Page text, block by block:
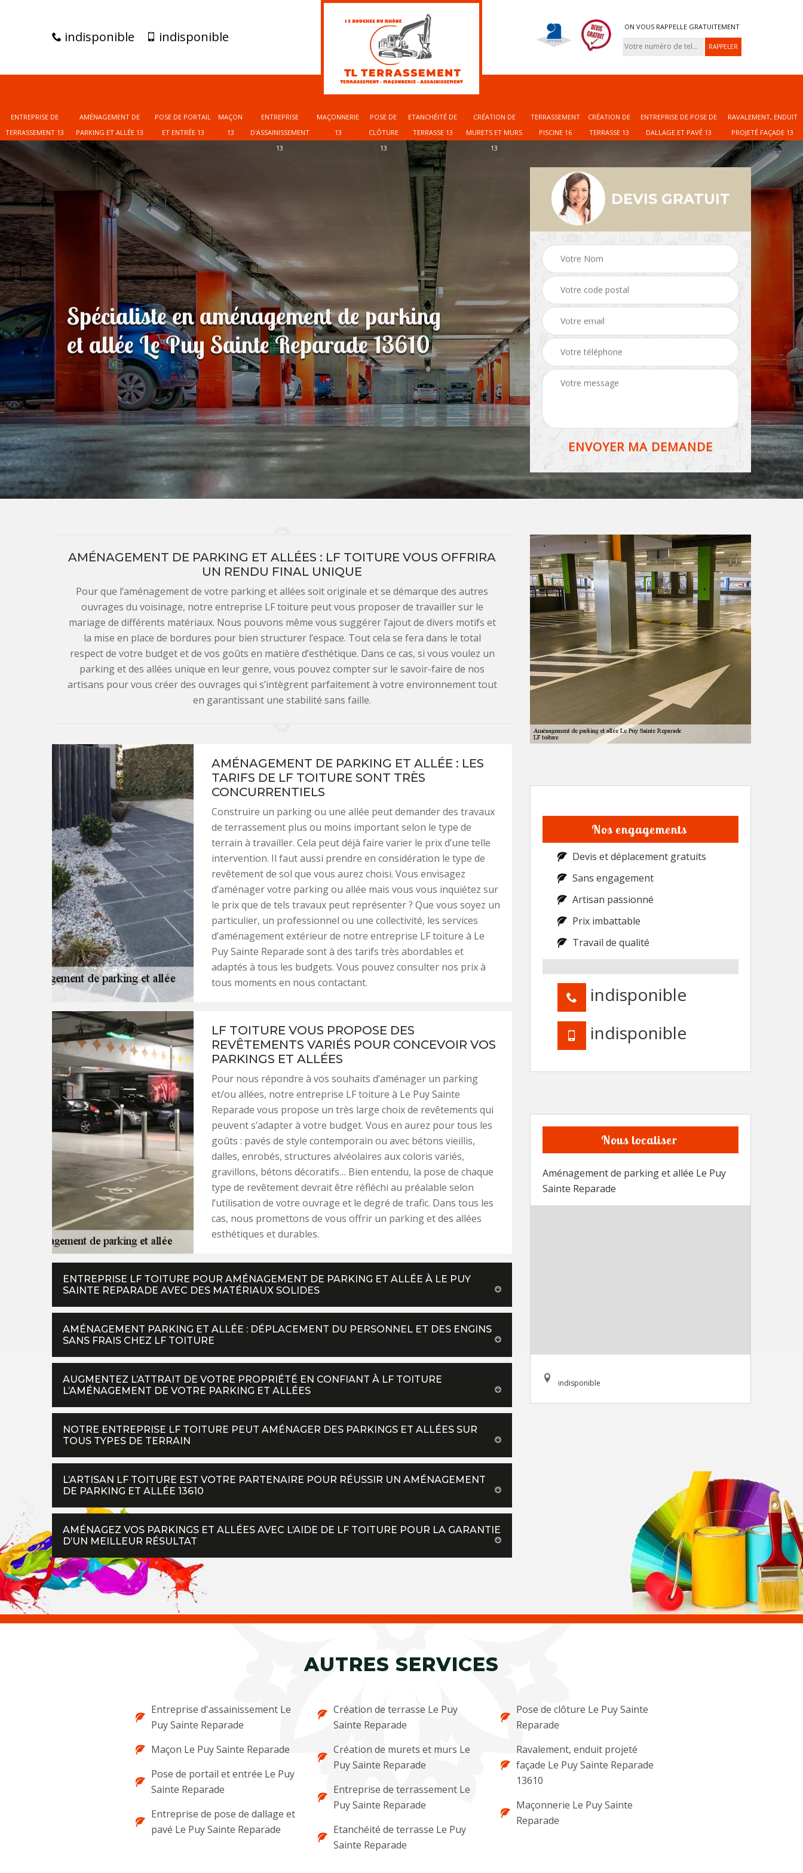
indisponible indisponible
ON VOUS RAPPELLE GRATUITEMENT
ENTREPRISE DE
TERRASSEMENT 13
AMÉNAGEMENT DE
PARKING ET ALLÉE 13
POSE DE PORTAIL
ET ENTRÉE 13
MAÇON
13
ENTREPRISE
D'ASSAINISSEMENT
13
MAÇONNERIE
13
POSE DE
CLÔTURE
13
ETANCHÉITÉ DE
TERRASSE 13
CRÉATION DE
MURETS ET MURS
13
TERRASSEMENT
PISCINE 16
CRÉATION DE
TERRASSE 13
ENTREPRISE DE POSE DE
DALLAGE ET PAVÉ 13
RAVALEMENT, ENDUIT
PROJETÉ FAÇADE 13
Spécialiste en aménagement de parking
et allée Le Puy Sainte Reparade 13610
DEVIS GRATUIT
AMÉNAGEMENT DE PARKING ET ALLÉES : LF TOITURE VOUS OFFRIRA
UN RENDU FINAL UNIQUE
Pour que l’aménagement de votre parking et allées soit originale et se démarque des autres
ouvrages du voisinage, notre entreprise LF toiture peut vous proposer de travailler sur le
mariage de différents matériaux. Nous pouvons même vous suggérer l’ajout de divers motifs et
la mise en place de bordures pour bien structurer l’espace. Tout cela se fera dans le total
respect de votre budget et de vos goûts en matière d’esthétique. Dans ce cas, si vous voulez un
parking et des allées unique en leur genre, vous pouvez compter sur le savoir-faire de nos
artisans pour vous créer des ouvrages qui s’intègrent parfaitement à votre environnement tout
en garantissant une stabilité sans faille.
AMÉNAGEMENT DE PARKING ET ALLÉE : LES
TARIFS DE LF TOITURE SONT TRÈS
CONCURRENTIELS
Construire un parking ou une allée peut demander des travaux
de terrassement plus ou moins important selon le type de
terrain à travailler. Cela peut déjà faire varier le prix d’une telle
intervention. Il faut aussi prendre en considération le type de
revêtement de sol que vous aurez choisi. Vous envisagez
d’aménager votre parking ou allée mais vous vous inquiétez sur
le prix que de tels travaux peut représenter ? Que vous soyez un
particulier, un professionnel ou une collectivité, les services
d’aménagement extérieur de notre entreprise LF toiture à Le
Puy Sainte Reparade sont à des tarifs très abordables et
adaptés à tous les budgets. Vous pouvez consulter nos prix à
tous moments en nous contactant.
LF TOITURE VOUS PROPOSE DES
REVÊTEMENTS VARIÉS POUR CONCEVOIR VOS
PARKINGS ET ALLÉES
Pour nous répondre à vos souhaits d’aménager un parking
et/ou allées, notre entreprise LF toiture à Le Puy Sainte
Reparade vous propose un très large choix de revêtements qui
peuvent s’adapter à votre budget. Vous en aurez pour tous les
goûts : pavés de style contemporain ou avec bétons vieillis,
dalles, enrobés, structures alvéolaires aux coloris variés,
gravillons, bétons décoratifs… Bien entendu, la pose de chaque
type de revêtement devrait être réfléchi au préalable selon
l’utilisation de votre ouvrage et le degré de trafic. Dans tous les
cas, nous promettons de vous offrir un parking et des allées
esthétiques et durables.
ENTREPRISE LF TOITURE POUR AMÉNAGEMENT DE PARKING ET ALLÉE À LE PUY
SAINTE REPARADE AVEC DES MATÉRIAUX SOLIDES
AMÉNAGEMENT PARKING ET ALLÉE : DÉPLACEMENT DU PERSONNEL ET DES ENGINS
SANS FRAIS CHEZ LF TOITURE
AUGMENTEZ L’ATTRAIT DE VOTRE PROPRIÉTÉ EN CONFIANT À LF TOITURE
L’AMÉNAGEMENT DE VOTRE PARKING ET ALLÉES
NOTRE ENTREPRISE LF TOITURE PEUT AMÉNAGER DES PARKINGS ET ALLÉES SUR
TOUS TYPES DE TERRAIN
L’ARTISAN LF TOITURE EST VOTRE PARTENAIRE POUR RÉUSSIR UN AMÉNAGEMENT
DE PARKING ET ALLÉE 13610
AMÉNAGEZ VOS PARKINGS ET ALLÉES AVEC L’AIDE DE LF TOITURE POUR LA GARANTIE
D’UN MEILLEUR RÉSULTAT
Nos engagements
Devis et déplacement gratuits
Sans engagement
Artisan passionné
Prix imbattable
Travail de qualité
indisponible
indisponible
Nous localiser
Aménagement de parking et allée Le Puy
Sainte Reparade
indisponible
AUTRES SERVICES
Entreprise d'assainissement Le
Puy Sainte Reparade
Maçon Le Puy Sainte Reparade
Pose de portail et entrée Le Puy
Sainte Reparade
Entreprise de pose de dallage et
pavé Le Puy Sainte Reparade
Création de terrasse Le Puy
Sainte Reparade
Création de murets et murs Le
Puy Sainte Reparade
Entreprise de terrassement Le
Puy Sainte Reparade
Etanchéité de terrasse Le Puy
Sainte Reparade
Pose de clôture Le Puy Sainte
Reparade
Ravalement, enduit projeté
façade Le Puy Sainte Reparade
13610
Maçonnerie Le Puy Sainte
Reparade